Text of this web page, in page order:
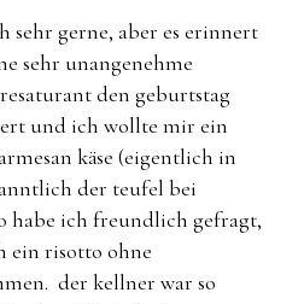
sehr gerne, aber es erinnert
sehr unangenehme
den geburtstag
und ich wollte mir ein
käse (eigentlich in
der teufel bei
habe ich freundlich gefragt,
ein risotto ohne
der kellner war so